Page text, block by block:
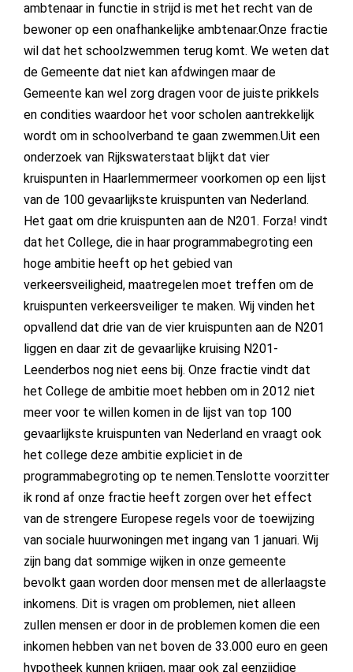
ambtenaar in functie in strijd is met het recht van de
bewoner op een onafhankelijke ambtenaar.Onze fractie
wil dat het schoolzwemmen terug komt. We weten dat
de Gemeente dat niet kan afdwingen maar de
Gemeente kan wel zorg dragen voor de juiste prikkels
en condities waardoor het voor scholen aantrekkelijk
wordt om in schoolverband te gaan zwemmen.Uit een
onderzoek van Rijkswaterstaat blijkt dat vier
kruispunten in Haarlemmermeer voorkomen op een lijst
van de 100 gevaarlijkste kruispunten van Nederland.
Het gaat om drie kruispunten aan de N201. Forza! vindt
dat het College, die in haar programmabegroting een
hoge ambitie heeft op het gebied van
verkeersveiligheid, maatregelen moet treffen om de
kruispunten verkeersveiliger te maken. Wij vinden het
opvallend dat drie van de vier kruispunten aan de N201
liggen en daar zit de gevaarlijke kruising N201-
Leenderbos nog niet eens bij. Onze fractie vindt dat
het College de ambitie moet hebben om in 2012 niet
meer voor te willen komen in de lijst van top 100
gevaarlijkste kruispunten van Nederland en vraagt ook
het college deze ambitie expliciet in de
programmabegroting op te nemen.Tenslotte voorzitter
ik rond af onze fractie heeft zorgen over het effect
van de strengere Europese regels voor de toewijzing
van sociale huurwoningen met ingang van 1 januari. Wij
zijn bang dat sommige wijken in onze gemeente
bevolkt gaan worden door mensen met de allerlaagste
inkomens. Dit is vragen om problemen, niet alleen
zullen mensen er door in de problemen komen die een
inkomen hebben van net boven de 33.000 euro en geen
hypotheek kunnen krijgen, maar ook zal eenzijdige